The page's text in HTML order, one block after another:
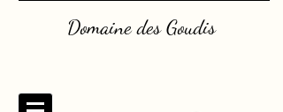
Domaine des Goudis